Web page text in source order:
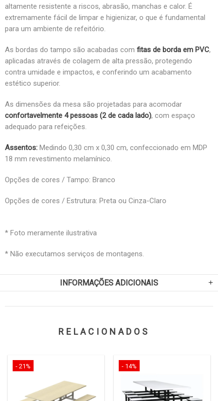
altamente resistente a riscos, abrasão, manchas e calor. É
extremamente fácil de limpar e higienizar, o que é fundamental
para um ambiente de refeitório.
As bordas do tampo são acabadas com fitas de borda em PVC,
aplicadas através de colagem de alta pressão, protegendo
contra umidade e impactos, e conferindo um acabamento
estético superior.
As dimensões da mesa são projetadas para acomodar
confortavelmente 4 pessoas (2 de cada lado), com espaço
adequado para refeições.
Assentos: Medindo 0,30 cm x 0,30 cm, confeccionado em MDP
18 mm revestimento melamínico.
Opções de cores / Tampo: Branco
Opções de cores / Estrutura: Preta ou Cinza-Claro
* Foto meramente ilustrativa
* Não executamos serviços de montagens.
INFORMAÇÕES ADICIONAIS
RELACIONADOS
- 21% - 14%